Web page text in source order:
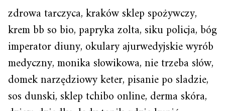
zdrowa tarczyca, kraków sklep spożywczy,
krem bb so bio, papryka zolta, siku policja, bóg
imperator diuny, okulary ajurwedyjskie wyrób
medyczny, monika słowikowa, nie trzeba słów,
domek narzędziowy keter, pisanie po sladzie,
sos dunski, sklep tchibo online, derma skóra,